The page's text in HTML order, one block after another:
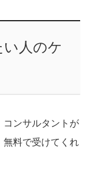
い人のケ
コンサルタントが
無料で受けてくれ